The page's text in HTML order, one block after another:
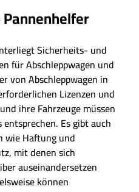
Sicherheits- und
für Abschleppwagen und
von Abschleppwagen in
Lizenzen und
ihre Fahrzeuge müssen
Es gibt auch
wie Haftung und
mit denen sich
auseinandersetzen
können